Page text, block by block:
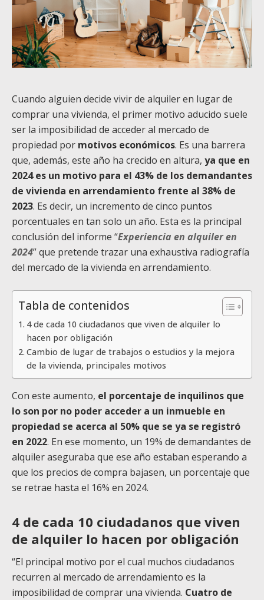
Cuando alguien decide vivir de alquiler en lugar de
comprar una vivienda, el primer motivo aducido suele
ser la imposibilidad de acceder al mercado de
propiedad por motivos económicos. Es una barrera
que, además, este año ha crecido en altura, ya que en
2024 es un motivo para el 43% de los demandantes
de vivienda en arrendamiento frente al 38% de
2023. Es decir, un incremento de cinco puntos
porcentuales en tan solo un año. Esta es la principal
conclusión del informe “Experiencia en alquiler en
2024” que pretende trazar una exhaustiva radiografía
del mercado de la vivienda en arrendamiento.
Tabla de contenidos
4 de cada 10 ciudadanos que viven de alquiler lo
hacen por obligación
Cambio de lugar de trabajos o estudios y la mejora
de la vivienda, principales motivos
Con este aumento, el porcentaje de inquilinos que
lo son por no poder acceder a un inmueble en
propiedad se acerca al 50% que se ya se registró
en 2022. En ese momento, un 19% de demandantes de
alquiler aseguraba que ese año estaban esperando a
que los precios de compra bajasen, un porcentaje que
se retrae hasta el 16% en 2024.
4 de cada 10 ciudadanos que viven
de alquiler lo hacen por obligación
“El principal motivo por el cual muchos ciudadanos
recurren al mercado de arrendamiento es la
imposibilidad de comprar una vivienda. Cuatro de